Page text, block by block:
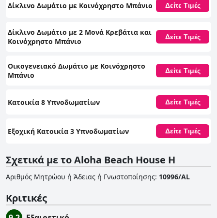
Δίκλινο Δωμάτιο με Κοινόχρηστο Μπάνιο Δείτε Τιμές
Δίκλινο Δωμάτιο με 2 Μονά Κρεβάτια και
Κοινόχρηστο Μπάνιο
Δείτε Τιμές
Οικογενειακό Δωμάτιο με Κοινόχρηστο
Μπάνιο
Δείτε Τιμές
Κατοικία 8 Υπνοδωματίων Δείτε Τιμές
Εξοχική Κατοικία 3 Υπνοδωματίων Δείτε Τιμές
Σχετικά με το Aloha Beach House H
Αριθμός Μητρώου ή Άδειας ή Γνωστοποίησης: 10996/AL
Κριτικές